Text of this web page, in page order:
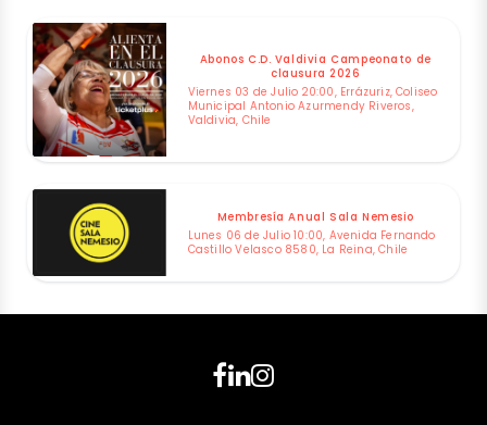
Abonos C.D. Valdivia Campeonato de
clausura 2026
Viernes 03 de Julio 20:00, Errázuriz, Coliseo
Municipal Antonio Azurmendy Riveros,
Valdivia, Chile
Membresía Anual Sala Nemesio
Lunes 06 de Julio 10:00, Avenida Fernando
Castillo Velasco 8580, La Reina, Chile